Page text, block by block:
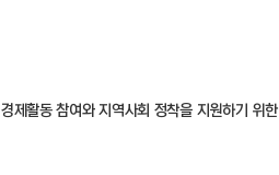
제활동 참여와 지역사회 정착을 지원하기 위한